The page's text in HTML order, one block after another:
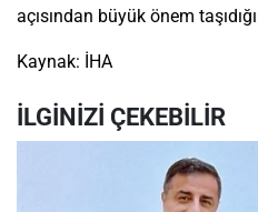
açısından büyük önem
Kaynak: İHA